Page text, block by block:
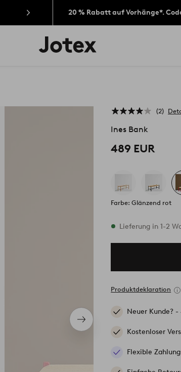
20 % Rabatt auf Vorhänge*.
Jotex-
Logo
Nächstes
Produkt
2
Ines Bank
489 EUR
Farbe: Glänzend rot
Vorrätig
Lieferung in 1-2
Produktdeklaration
Neuer Kunde? -
Kostenloser
Flexible